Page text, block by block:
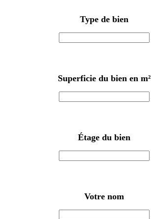
Type de bien
Superficie du bien en m²
Étage du bien
Votre nom